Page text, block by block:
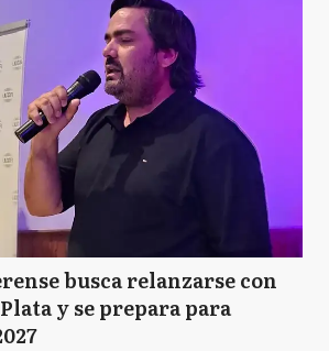
busca relanzarse con
y se prepara para